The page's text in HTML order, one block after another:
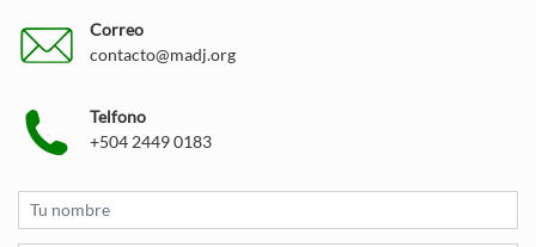
Correo
contacto@madj.org
Telfono
+504 2449 0183